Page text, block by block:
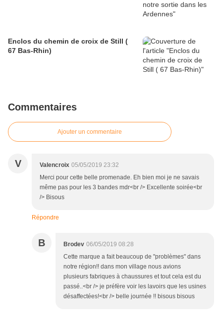
Enclos du chemin de croix de Still (
67 Bas-Rhin)
Commentaires
Ajouter un commentaire
V Valencroix 05/05/2019 23:32
Merci pour cette belle promenade. Eh bien moi je ne savais
même pas pour les 3 bandes mdr<br /> Excellente soirée<br
/> Bisous
Répondre
B Brodev 06/05/2019 08:28
Cette marque a fait beaucoup de "problèmes" dans
notre région!! dans mon village nous avions
plusieurs fabriques à chaussures et tout cela est du
passé..<br /> je préfère voir les lavoirs que les usines
désaffectées!<br /> belle journée !! bisous bisous